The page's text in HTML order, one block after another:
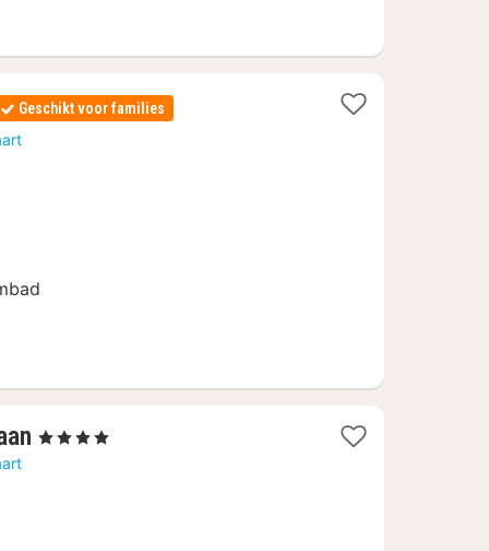
Geschikt voor families
1
, 4 Sterren